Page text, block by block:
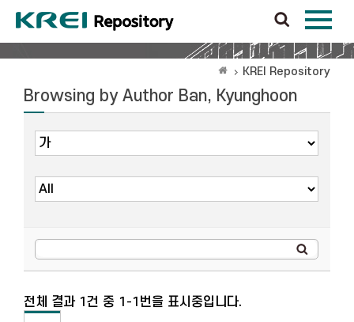
KREI Repository
Browsing by Author Ban, Kyunghoon
전체 결과 1건 중 1-1번을 표시중입니다.